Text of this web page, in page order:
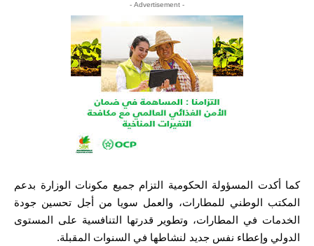
- Advertisement -
كما أكدت المسؤولة الحكومية التزام جميع مكونات الوزارة بدعم
المكتب الوطني للمطارات، والعمل سويا من أجل تحسين جودة
الخدمات في المطارات، وتطوير قدرتها التنافسية على المستوى
الدولي وإعطاء نفس جديد لنشاطها في السنوات المقبلة.